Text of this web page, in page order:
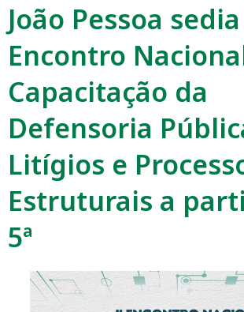
João Pessoa
Encontro
Capacitação da
Defensoria
Litígios e
Estruturais a
5ª